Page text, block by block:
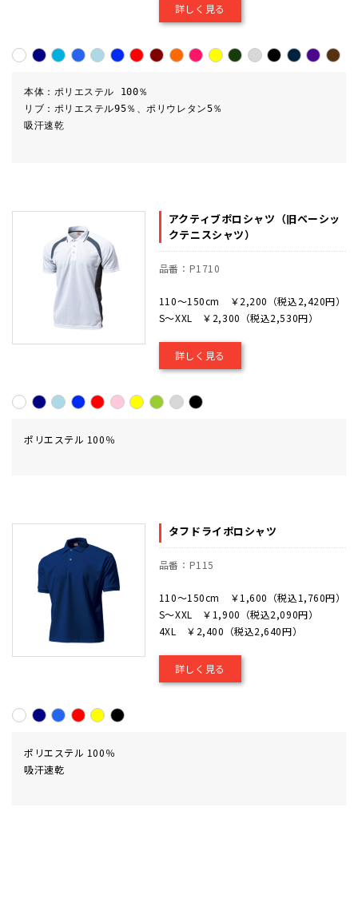
詳しく見る
本体：ポリエステル 100％
リブ：ポリエステル95％、ポリウレタン5％
吸汗速乾
アクティブポロシャツ（旧ベーシッ
クテニスシャツ）
品番：P1710
110～150cm ￥2,200（税込2,420円）
S～XXL ￥2,300（税込2,530円）
詳しく見る
ポリエステル 100％
タフドライポロシャツ
品番：P115
110～150cm ￥1,600（税込1,760円）
S～XXL ￥1,900（税込2,090円）
4XL ￥2,400（税込2,640円）
詳しく見る
ポリエステル 100％
吸汗速乾